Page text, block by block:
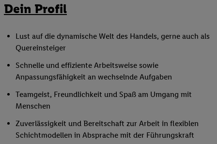
Dein Profil
Lust auf die dynamische Welt des Handels, gerne auch als
Quereinsteiger
Schnelle und effiziente Arbeitsweise sowie
Anpassungsfähigkeit an wechselnde Aufgaben
Teamgeist, Freundlichkeit und Spaß am Umgang mit
Menschen
Zuverlässigkeit und Bereitschaft zur Arbeit in flexiblen
Schichtmodellen in Absprache mit der Führungskraft